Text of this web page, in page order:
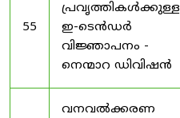
55
പ്രവൃത്തികൾക്കുള്ള
ഇ-ടെൻഡർ
വിജ്ഞാപനം -
നെന്മാറ ഡിവിഷൻ
വനവൽക്കരണ